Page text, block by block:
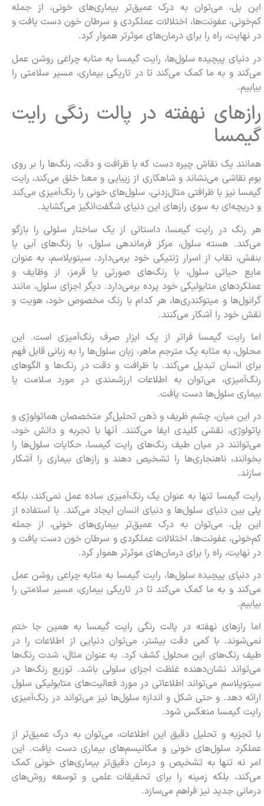
این پل، می‌توان به درک عمیق‌تر بیماری‌های خونی، از جمله
کم‌خونی، عفونت‌ها، اختلالات عملکردی و سرطان خون دست یافت و
در نهایت، راه را برای درمان‌های موثرتر هموار کرد.
در دنیای پیچیده سلول‌ها، رایت گیمسا به مثابه چراغی روشن عمل
می‌کند و به ما کمک می‌کند تا در تاریکی بیماری، مسیر سلامتی را
بیابیم.
رازهای نهفته در پالت رنگی رایت
گیمسا
همانند یک نقاش چیره دست که با ظرافت و دقت، رنگ‌ها را بر روی
بوم نقاشی می‌نشاند و شاهکاری از زیبایی و معنا خلق می‌کند، رایت
گیمسا نیز با ظرافتی مثال‌زدنی، سلول‌های خونی را رنگ‌آمیزی می‌کند
و دریچه‌ای به سوی رازهای این دنیای شگفت‌انگیز می‌گشاید.
هر رنگ در رایت گیمسا، داستانی از یک ساختار سلولی را بازگو
می‌کند. هسته سلول، مرکز فرماندهی سلول، با رنگ‌های آبی یا
بنفش، نقاب از اسرار ژنتیکی خود برمی‌دارد. سیتوپلاسم، به عنوان
مایع حیاتی سلول، با رنگ‌های صورتی یا قرمز، از وظایف و
عملکردهای متابولیکی خود پرده برمی‌دارد. دیگر اجزای سلول، مانند
گرانول‌ها و میتوکندری‌ها، هر کدام با رنگ مخصوص خود، هویت و
نقش خود را آشکار می‌کنند.
اما رایت گیمسا فراتر از یک ابزار صرف رنگ‌آمیزی است. این
محلول، به مثابه یک مترجم ماهر، زبان سلول‌ها را به زبانی قابل فهم
برای انسان تبدیل می‌کند. با ظرافت و دقت در رنگ‌ها و الگوهای
رنگ‌آمیزی، می‌توان به اطلاعات ارزشمندی در مورد سلامت یا
بیماری سلول‌ها دست یافت.
در این میان، چشم ظریف و ذهن تحلیل‌گر متخصصان هماتولوژی و
پاتولوژی، نقشی کلیدی ایفا می‌کنند. آنها با تجربه و دانش خود،
می‌توانند در میان طیف رنگ‌های رایت گیمسا، حکایات سلول‌ها را
بخوانند، ناهنجاری‌ها را تشخیص دهند و رازهای بیماری را آشکار
سازند.
رایت گیمسا تنها به عنوان یک رنگ‌آمیزی ساده عمل نمی‌کند، بلکه
پلی بین دنیای سلول‌ها و دنیای انسان ایجاد می‌کند. با استفاده از
این پل، می‌توان به درک عمیق‌تر بیماری‌های خونی، از جمله
کم‌خونی، عفونت‌ها، اختلالات عملکردی و سرطان خون دست یافت و
در نهایت، راه را برای درمان‌های موثرتر هموار کرد.
در دنیای پیچیده سلول‌ها، رایت گیمسا به مثابه چراغی روشن عمل
می‌کند و به ما کمک می‌کند تا در تاریکی بیماری، مسیر سلامتی را
بیابیم.
اما رازهای نهفته در پالت رنگی رایت گیمسا به همین جا ختم
نمی‌شوند. با کمی دقت بیشتر، می‌توان دنیایی از اطلاعات را در
طیف رنگ‌های این محلول کشف کرد. به عنوان مثال، شدت رنگ‌ها
می‌تواند نشان‌دهنده غلظت اجزای سلولی باشد. توزیع رنگ‌ها در
سیتوپلاسم می‌تواند اطلاعاتی در مورد فعالیت‌های متابولیکی سلول
ارائه دهد. و حتی شکل و اندازه سلول‌ها نیز می‌تواند در رنگ‌آمیزی
رایت گیمسا منعکس شود.
با تجزیه و تحلیل دقیق این اطلاعات، می‌توان به درک عمیق‌تر از
عملکرد سلول‌های خونی و مکانیسم‌های بیماری دست یافت. این
امر نه تنها به تشخیص و درمان دقیق‌تر بیماری‌های خونی کمک
می‌کند، بلکه زمینه را برای تحقیقات علمی و توسعه روش‌های
درمانی جدید نیز فراهم می‌سازد.